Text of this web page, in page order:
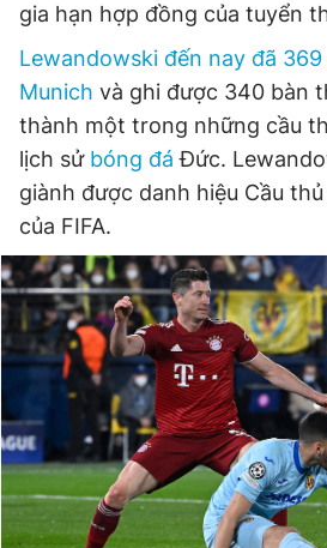
gia hạn hợp đồng của tuyển
Lewandowski đến nay đã
Munich và ghi được 340 bàn
thành một trong những cầu
lịch sử bóng đá Đức.
giành được danh hiệu Cầu
của FIFA.